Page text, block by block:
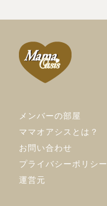
メンバーの部屋
ママオアシスとは？
お問い合わせ
プライバシーポリシー
運営元